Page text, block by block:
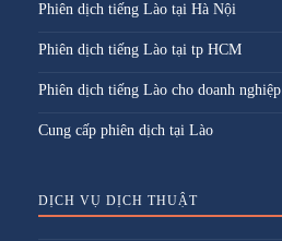
Phiên dịch tiếng Lào tại Hà Nội
Phiên dịch tiếng Lào tại tp HCM
Phiên dịch tiếng Lào cho doanh nghiệp
Cung cấp phiên dịch tại Lào
DỊCH VỤ DỊCH THUẬT